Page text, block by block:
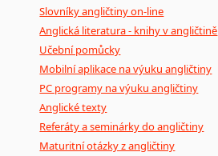
Slovníky angličtiny on-line
Anglická literatura - knihy v angličtině
Učební pomůcky
Mobilní aplikace na výuku angličtiny
PC programy na výuku angličtiny
Anglické texty
Referáty a seminárky do angličtiny
Maturitní otázky z angličtiny